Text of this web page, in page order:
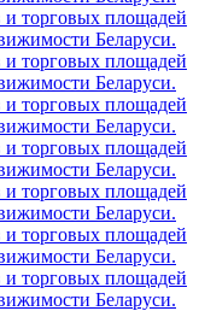
и торговых площадей
Беларуси.
и торговых площадей
Беларуси.
и торговых площадей
Беларуси.
и торговых площадей
Беларуси.
и торговых площадей
Беларуси.
и торговых площадей
Беларуси.
и торговых площадей
Беларуси.